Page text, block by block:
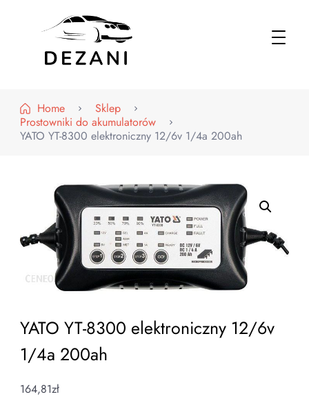
Home
Sklep
Prostowniki do akumulatorów
YATO YT-8300 elektroniczny 12/6v 1/4a 200ah
YATO YT-8300 elektroniczny 12/6v
1/4a 200ah
164,81zł